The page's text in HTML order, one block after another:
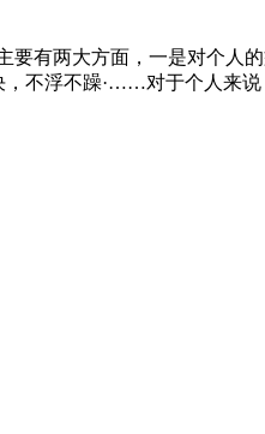
有两大方面，一是对个人
不浮不躁·……对于个人来